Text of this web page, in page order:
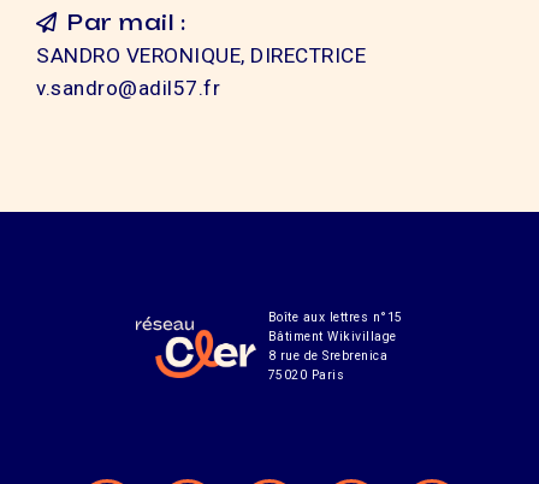
Par mail :
SANDRO VERONIQUE, DIRECTRICE
v.sandro@adil57.fr
Boîte aux lettres n°15
Bâtiment Wikivillage
8 rue de Srebrenica
75020 Paris